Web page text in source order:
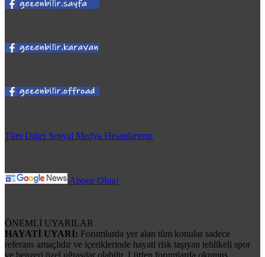
Tüm Diğer Sosyal Medya Hesaplarımız
Abone Olun!
ÖNEMLİ UYARILAR
HAYATİ UYARI: Forumlarda yer alan tüm konular sadece
referans amaçlıdır ve içeriklerinde hayati risk taşıyan tehlikeli spor